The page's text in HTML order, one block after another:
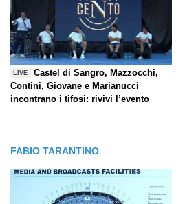
LIVE
Castel di Sangro, Mazzocchi,
Contini, Giovane e Marianucci
incontrano i tifosi: rivivi l’evento
FABIO TARANTINO